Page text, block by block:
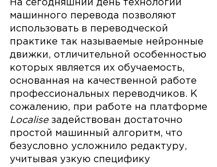
На сегодняшний день технологии
машинного перевода позволяют
использовать в переводческой
практике так называемые нейронные
движки, отличительной особенностью
которых является их обучаемость,
основанная на качественной работе
профессиональных переводчиков. К
сожалению, при работе на платформе
Localiseзадействован достаточно
простой машинный алгоритм, что
безусловно усложнило редактуру,
учитывая узкую специфику